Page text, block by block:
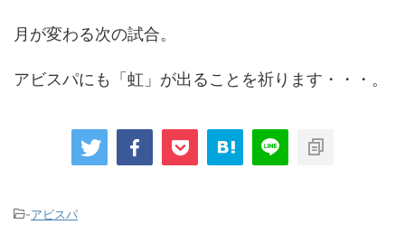
月が変わる次の試合。
アビスパにも「虹」が出ることを祈ります・・・。
-アビスパ